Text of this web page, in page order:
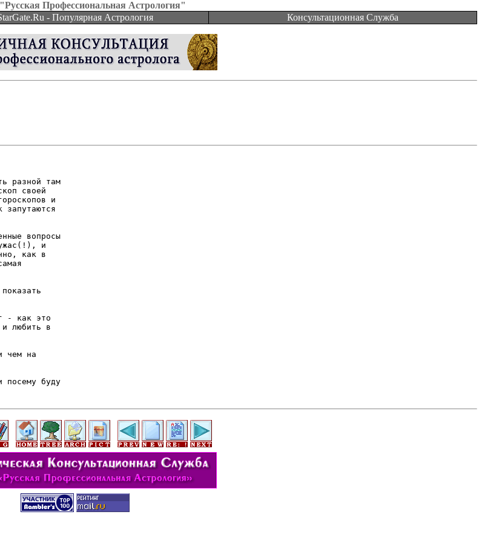
Профессиональная Астрология"
- Популярная Астрология Консультационная Служба
разной там
своей
и
запутаются
вопросы
ужас(!), и
как в
- как это
любить в
чем на
посему буду